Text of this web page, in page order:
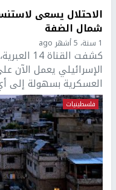
الاحتلال يسعى
شمال الضفة
1 سنة، 5 أشهر ago
كشفت
الإسرائيلي يعمل الآن
العسكرية بسهولة إلى
فلسطينيات